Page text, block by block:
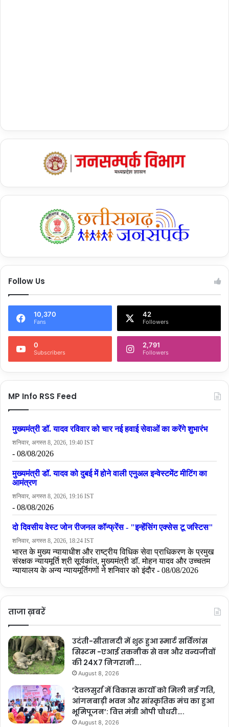
Follow Us
10,370
Fans
42
Followers
0
Subscribers
2,791
Followers
MP Info RSS Feed
ताजा ख़बरें
उदंती-सीतानदी में शुरू हुआ स्मार्ट सर्विलांस
सिस्टम -एआई तकनीक से वन और वन्यजीवों
की 24X7 निगरानी….
August 8, 2026
’देवलसुर्रा में विकास कार्यों को मिली नई गति,
आंगनबाड़ी भवन और सांस्कृतिक मंच का हुआ
भूमिपूजन’: वित्त मंत्री ओपी चौधरी….
August 8, 2026